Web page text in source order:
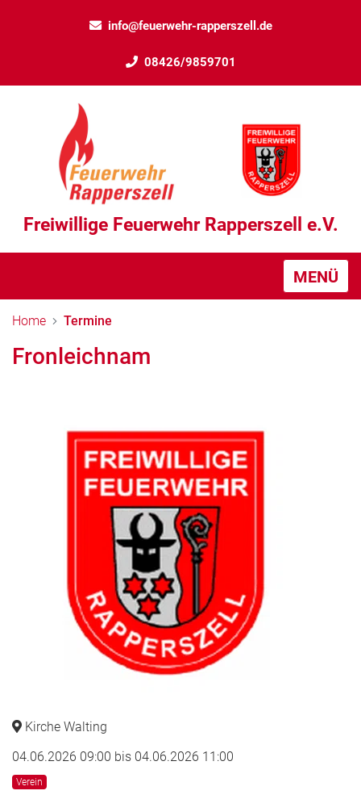
info@feuerwehr-rapperszell.de
08426/9859701
Freiwillige Feuerwehr Rapperszell e.V.
MENÜ
Home Termine
Fronleichnam
Kirche Walting
04.06.2026 09:00 bis 04.06.2026 11:00
Verein